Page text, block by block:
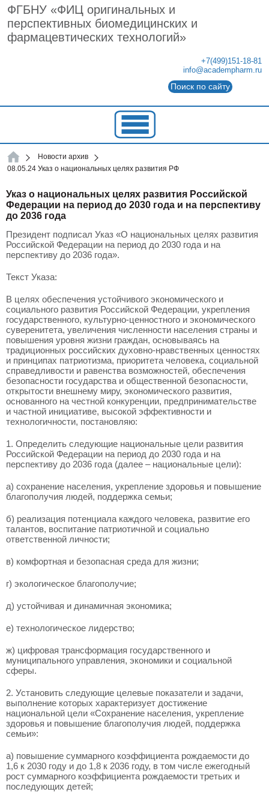
ФГБНУ «ФИЦ оригинальных и
перспективных биомедицинских и
фармацевтических технологий»
+7(499)151-18-81
info@academpharm.ru
Поиск по сайту
ФГБНУ
ФГБНУ
"ФИЦ
перспективных
биомедицинских
и
фармацевтических
технологий"
Новости архив
08.05.24 Указ о национальных целях развития РФ
Указ о национальных целях развития Российской
Федерации на период до 2030 года и на перспективу
до 2036 года
Президент подписал Указ «О национальных целях развития
Российской Федерации на период до 2030 года и на
перспективу до 2036 года».
Текст Указа:
В целях обеспечения устойчивого экономического и
социального развития Российской Федерации, укрепления
государственного, культурно-ценностного и экономического
суверенитета, увеличения численности населения страны и
повышения уровня жизни граждан, основываясь на
традиционных российских духовно-нравственных ценностях
и принципах патриотизма, приоритета человека, социальной
справедливости и равенства возможностей, обеспечения
безопасности государства и общественной безопасности,
открытости внешнему миру, экономического развития,
основанного на честной конкуренции, предпринимательстве
и частной инициативе, высокой эффективности и
технологичности, постановляю:
1. Определить следующие национальные цели развития
Российской Федерации на период до 2030 года и на
перспективу до 2036 года (далее – национальные цели):
а) сохранение населения, укрепление здоровья и повышение
благополучия людей, поддержка семьи;
б) реализация потенциала каждого человека, развитие его
талантов, воспитание патриотичной и социально
ответственной личности;
в) комфортная и безопасная среда для жизни;
г) экологическое благополучие;
д) устойчивая и динамичная экономика;
е) технологическое лидерство;
ж) цифровая трансформация государственного и
муниципального управления, экономики и социальной
сферы.
2. Установить следующие целевые показатели и задачи,
выполнение которых характеризует достижение
национальной цели «Сохранение населения, укрепление
здоровья и повышение благополучия людей, поддержка
семьи»:
а) повышение суммарного коэффициента рождаемости до
1,6 к 2030 году и до 1,8 к 2036 году, в том числе ежегодный
рост суммарного коэффициента рождаемости третьих и
последующих детей;